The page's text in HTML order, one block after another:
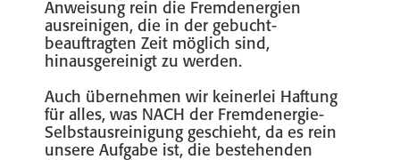
Anweisung rein die Fremdenergien
ausreinigen, die in der gebucht-
beauftragten Zeit möglich sind,
hinausgereinigt zu werden.
Auch übernehmen wir keinerlei Haftung
für alles, was NACH der Fremdenergie-
Selbstausreinigung geschieht, da es rein
unsere Aufgabe ist, die bestehenden